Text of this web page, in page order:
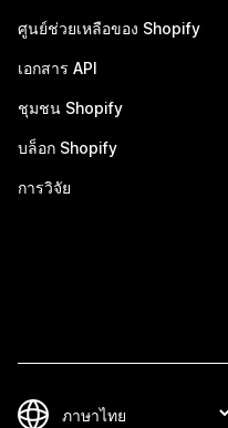
ศูนย์ช่วยเหลือของ Shopify
เอกสาร API
ชุมชน Shopify
บล็อก Shopify
การวิจัย